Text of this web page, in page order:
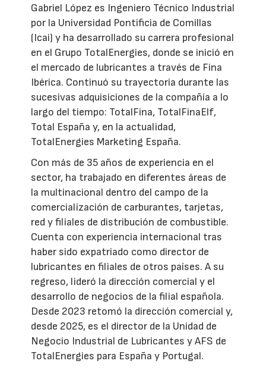
Gabriel López es Ingeniero Técnico Industrial
por la Universidad Pontificia de Comillas
(Icai) y ha desarrollado su carrera profesional
en el Grupo TotalEnergies, donde se inició en
el mercado de lubricantes a través de Fina
Ibérica. Continuó su trayectoria durante las
sucesivas adquisiciones de la compañía a lo
largo del tiempo: TotalFina, TotalFinaElf,
Total España y, en la actualidad,
TotalEnergies Marketing España.
Con más de 35 años de experiencia en el
sector, ha trabajado en diferentes áreas de
la multinacional dentro del campo de la
comercialización de carburantes, tarjetas,
red y filiales de distribución de combustible.
Cuenta con experiencia internacional tras
haber sido expatriado como director de
lubricantes en filiales de otros países. A su
regreso, lideró la dirección comercial y el
desarrollo de negocios de la filial española.
Desde 2023 retomó la dirección comercial y,
desde 2025, es el director de la Unidad de
Negocio Industrial de Lubricantes y AFS de
TotalEnergies para España y Portugal.